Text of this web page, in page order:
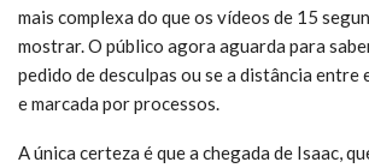
mais complexa do que os vídeos de 15
mostrar. O público agora aguarda para
pedido de desculpas ou se a distância entre
e marcada por processos.
A única certeza é que a chegada de Isaac,